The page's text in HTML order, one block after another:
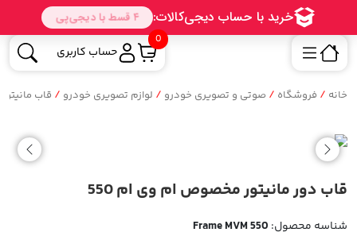
0
حساب کاربری
خانه / فروشگاه / صوتی و تصویری خودرو / لوازم تصویری خودرو / قاب
قاب دور مانیتور مخصوص ام وی ام 550
شناسه محصول: Frame MVM 550